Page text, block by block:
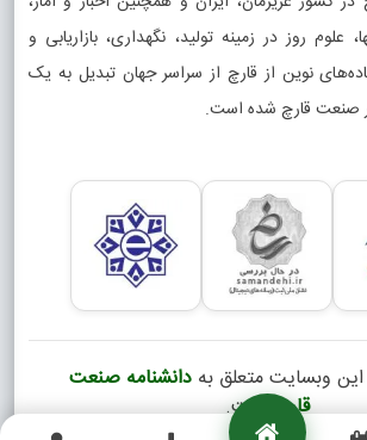
علوم روز در زمینه تولید، نگهداری، بازاریابی و
نوین از قارچ از سراسر جهان تبدیل به یک
صنعت قارچ شده است.
وبسایت متعلق بهدانشنامه صنعت
قارچ
است.